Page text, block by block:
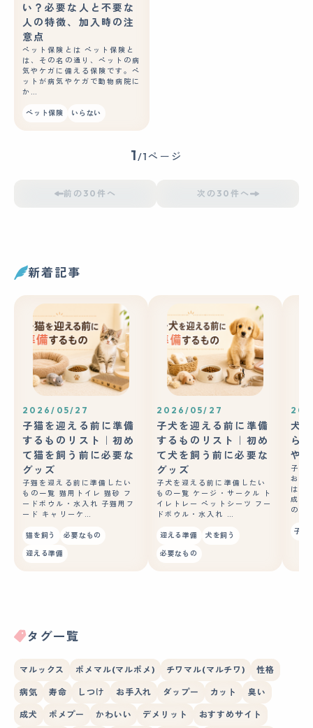
い？必要な人と不要な
人の特徴、加入時の注
意点
ペット保険とは ペット保険と
は、その名の通り、ペットの病
気やケガに備える保険です。ペ
ットが病気やケガで動物病院に
か…
ペット保険 いらない
1/1ページ
前の30件へ 次の30件へ
新着記事
2026/05/27
子猫を迎える前に準備
するものリスト｜初め
て猫を飼う前に必要な
グッズ
子猫を迎える前に準備したい
もの一覧 猫用トイレ 猫砂 フ
ードボウル・水入れ 子猫用フ
ード キャリーケ…
猫を飼う
必要なもの
迎える準備
2026/05/27
子犬を迎える前に準備
するものリスト｜初め
て犬を飼う前に必要な
グッズ
子犬を迎える前に準備したい
もの一覧 ケージ・サークル ト
イレトレー ペットシーツ フー
ドボウル・水入れ …
迎える準備
犬を飼う
必要なもの
犬
ら
や
子犬
おや
はあ
成長
の良
子犬
タグ一覧
マルックス ポメマル(マルポメ) チワマル(マルチワ) 性格
病気 寿命 しつけ お手入れ ダップー カット 臭い
成犬 ポメプー かわいい デメリット おすすめサイト